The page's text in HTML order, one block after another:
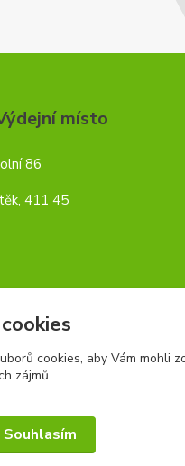
místo
86
411 45
cookies, aby Vám mohli
zájmů.
Souhlasím